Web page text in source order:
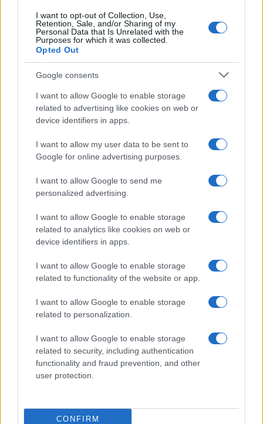
I want to opt-out of Collection, Use,
Retention, Sale, and/or Sharing of my
Personal Data that Is Unrelated with the
Purposes for which it was collected.
Opted Out
Google consents
I want to allow Google to enable storage
related to advertising like cookies on web or
device identifiers in apps.
I want to allow my user data to be sent to
Google for online advertising purposes.
I want to allow Google to send me
personalized advertising.
I want to allow Google to enable storage
related to analytics like cookies on web or
device identifiers in apps.
I want to allow Google to enable storage
related to functionality of the website or app.
I want to allow Google to enable storage
related to personalization.
I want to allow Google to enable storage
related to security, including authentication
functionality and fraud prevention, and other
user protection.
CONFIRM
Rispondi
Umberto Cappelletti
12 Agosto 2021, 22:48 22:48
Il giornalista non ha capito nulla del Coronavirus.
Gli capita spesso.
Forse se i referenti politici smettessero di pagarlo,la
situazione cambierebbe!
Mah! Tiene famiglia!
Rispondi VIsualizza le risposte
Davide V8
12 Agosto 2021, 19:19 19:19
Così come il green pass.
Rispondi VIsualizza le risposte
Carica altri commenti